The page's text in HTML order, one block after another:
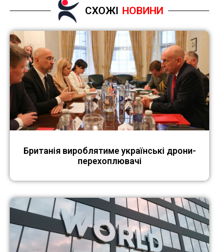
СХОЖІ НОВИНИ
Британія вироблятиме українські дрони-
перехоплювачі